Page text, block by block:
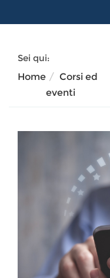
Sei qui:
Home
Corsi ed
eventi